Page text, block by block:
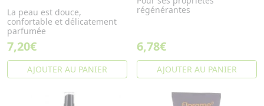
La peau est douce,
confortable et délicatement
parfumée
7,20€
AJOUTER AU PANIER
régénérantes
6,78€
AJOUTER AU PANIER